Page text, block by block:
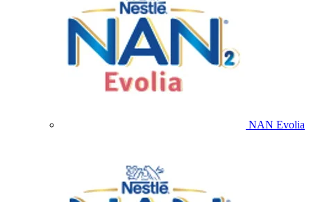
NAN Evolia